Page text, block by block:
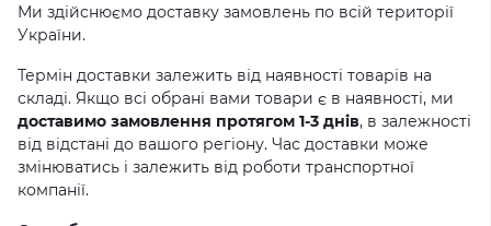
Ми здійснюємо доставку замовлень по всій території
України.
Термін доставки залежить від наявності товарів на
складі. Якщо всі обрані вами товари є в наявності, ми
доставимо замовлення протягом 1-3 днів, в залежності
від відстані до вашого регіону. Час доставки може
змінюватись і залежить від роботи транспортної
компанії.